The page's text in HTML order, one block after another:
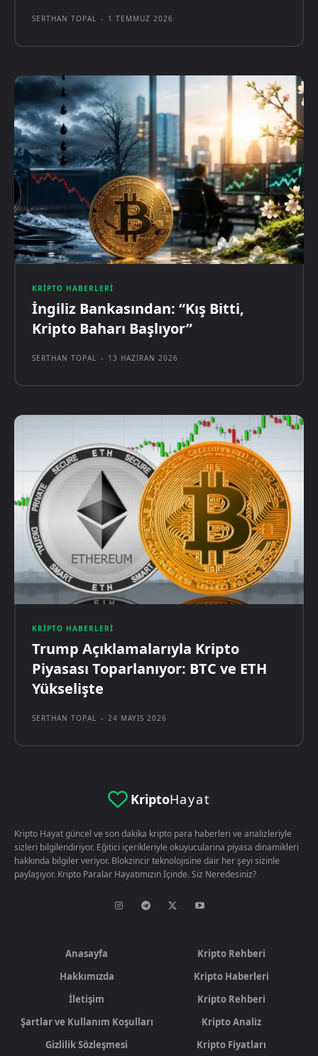
SERTHAN TOPAL - 1 TEMMUZ 2026
KRIPTO HABERLERI
İngiliz Bankasından: “Kış Bitti,
Kripto Baharı Başlıyor”
SERTHAN TOPAL - 13 HAZIRAN 2026
KRIPTO HABERLERI
Trump Açıklamalarıyla Kripto
Piyasası Toparlanıyor: BTC ve ETH
Yükselişte
SERTHAN TOPAL - 24 MAYIS 2026
KriptoHayat
Kripto Hayat güncel ve son dakika kripto para haberleri ve analizleriyle
sizleri bilgilendiriyor. Eğitici içerikleriyle okuyucularina piyasa dinamikleri
hakkında bilgiler veriyor. Blokzincir teknolojisine dair her şeyi sizinle
paylaşıyor. Kripto Paralar Hayatımızın İçinde. Siz Neredesiniz?
Anasayfa
Hakkımızda
İletişim
Şartlar ve Kullanım Koşulları
Gizlilik Sözleşmesi
Kripto Rehberi
Kripto Haberleri
Kripto Rehberi
Kripto Analiz
Kripto Fiyatları